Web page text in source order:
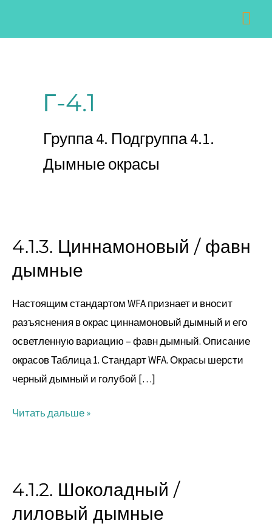
Г-4.1
Группа 4. Подгруппа 4.1.
Дымные окрасы
4.1.3. Циннамоновый / фавн
дымные
Настоящим стандартом WFA признает и вносит
разъяснения в окрас циннамоновый дымный и его
осветленную вариацию – фавн дымный. Описание
окрасов Таблица 1. Стандарт WFA. Окрасы шерсти
черный дымный и голубой […]
4.1.3.
/
фавн
дымные
Читать дальше »
4.1.2. Шоколадный /
лиловый дымные
4.1.2.
/